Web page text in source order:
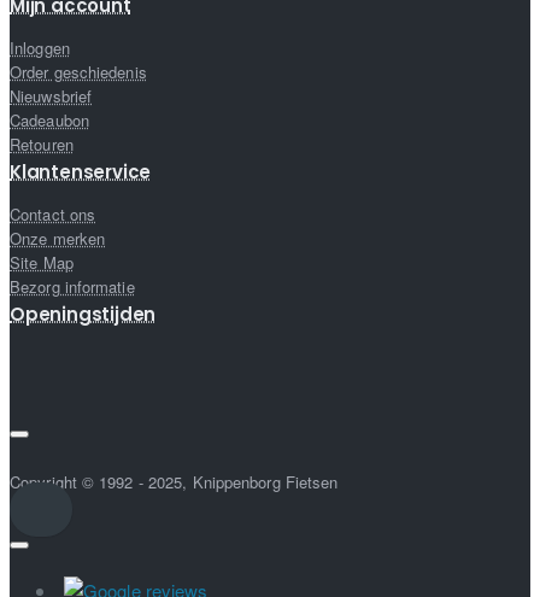
Inloggen
Order geschiedenis
Nieuwsbrief
Cadeaubon
Retouren
Klantenservice
Contact ons
Onze merken
Site Map
Bezorg informatie
Openingstijden
Copyright © 1992 - 2025, Knippenborg Fietsen